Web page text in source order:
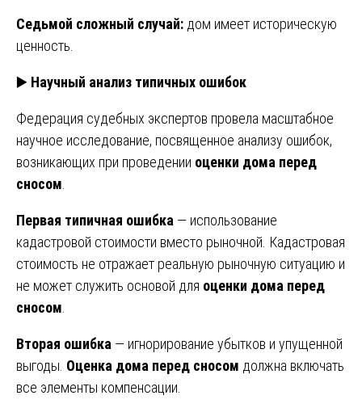
Седьмой сложный случай: дом имеет историческую
ценность.
▶️ Научный анализ типичных ошибок
Федерация судебных экспертов провела масштабное
научное исследование, посвященное анализу ошибок,
возникающих при проведении оценки дома перед
сносом
Первая типичная ошибка — использование
кадастровой стоимости вместо рыночной. Кадастровая
стоимость не отражает реальную рыночную ситуацию и
не может служить основой для оценки дома перед
сносом
Вторая ошибка — игнорирование убытков и упущенной
выгоды. Оценка дома перед сносом должна включать
все элементы компенсации.